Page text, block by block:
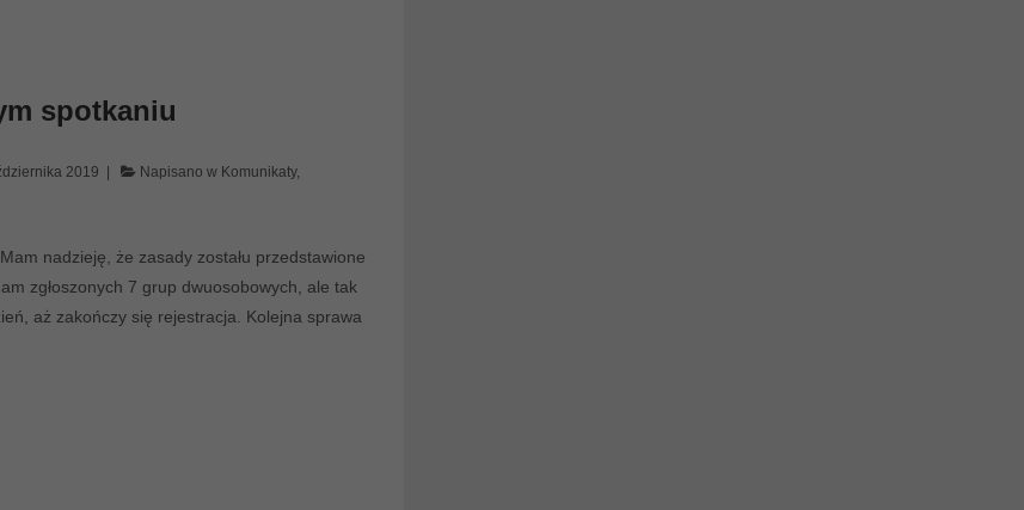
spotkaniu
2019 Napisano w Komunikaty,
nadzieję, że zasady zostału przedstawione
zgłoszonych 7 grup dwuosobowych, ale tak
aż zakończy się rejestracja. Kolejna sprawa